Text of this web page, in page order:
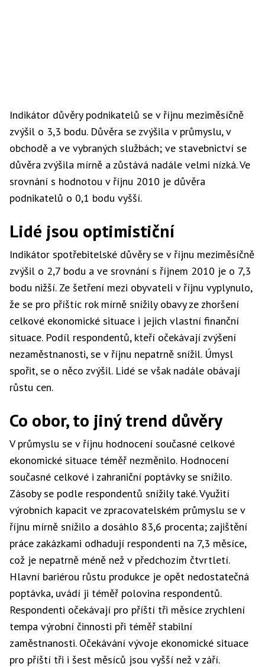
Indikátor důvěry podnikatelů se v říjnu meziměsíčně
zvýšil o 3,3 bodu. Důvěra se zvýšila v průmyslu, v
obchodě a ve vybraných službách; ve stavebnictví se
důvěra zvýšila mírně a zůstává nadále velmi nízká. Ve
srovnání s hodnotou v říjnu 2010 je důvěra
podnikatelů o 0,1 bodu vyšší.
Lidé jsou optimističní
Indikátor spotřebitelské důvěry se v říjnu meziměsíčně
zvýšil o 2,7 bodu a ve srovnání s říjnem 2010 je o 7,3
bodu nižší. Ze šetření mezi obyvateli v říjnu vyplynulo,
že se pro příštíc rok mírně snížily obavy ze zhoršení
celkové ekonomické situace i jejich vlastní finanční
situace. Podíl respondentů, kteří očekávají zvýšení
nezaměstnanosti, se v říjnu nepatrně snížil. Úmysl
spořit, se o něco zvýšil. Lidé se však nadále obávají
růstu cen.
Co obor, to jiný trend důvěry
V průmyslu se v říjnu hodnocení současné celkové
ekonomické situace téměř nezměnilo. Hodnocení
současné celkové i zahraniční poptávky se snížilo.
Zásoby se podle respondentů snížily také. Využití
výrobních kapacit ve zpracovatelském průmyslu se v
říjnu mírně snížilo a dosáhlo 83,6 procenta; zajištění
práce zakázkami odhadují respondenti na 7,3 měsíce,
což je nepatrně méně než v předchozím čtvrtletí.
Hlavní bariérou růstu produkce je opět nedostatečná
poptávka, uvádí ji téměř polovina respondentů.
Respondenti očekávají pro příští tři měsíce zrychlení
tempa výrobní činnosti při téměř stabilní
zaměstnanosti. Očekávání vývoje ekonomické situace
pro příští tři i šest měsíců jsou vyšší než v září.